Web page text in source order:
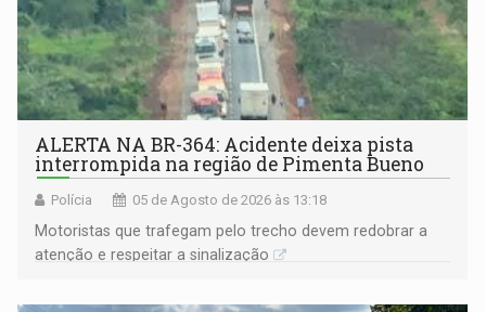
ALERTA NA BR-364: Acidente deixa pista
interrompida na região de Pimenta Bueno
Polícia 05 de Agosto de 2026 às 13:18
​Motoristas que trafegam pelo trecho devem redobrar a
atenção e respeitar a sinalização